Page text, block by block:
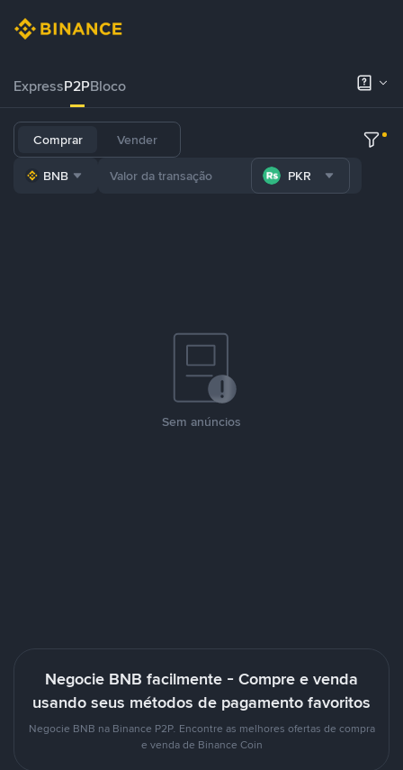
ExpressP2PBloco
Comprar Vender
BNB PKR
Sem anúncios
Negocie BNB facilmente - Compre e venda
usando seus métodos de pagamento favoritos
Negocie BNB na Binance P2P. Encontre as melhores ofertas de compra
e venda de Binance Coin